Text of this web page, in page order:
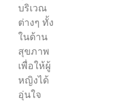
บริเวณ
ต่างๆ ทั้ง
ในด้าน
สุขภาพ
เพื่อให้ผู้
หญิงได้
อุ่นใจ